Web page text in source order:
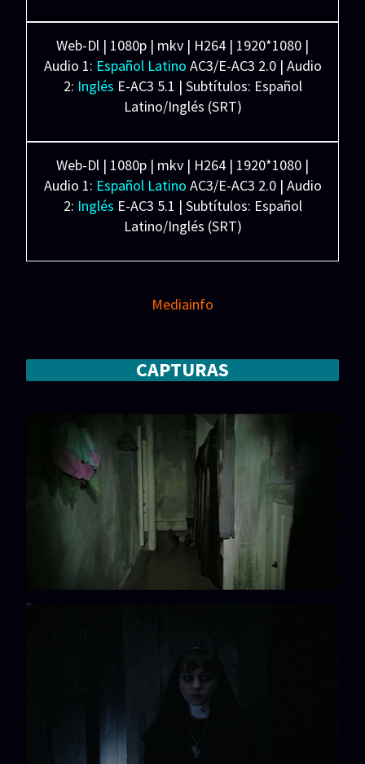
Web-Dl | 1080p | mkv | H264 | 1920*1080 |
Audio 1: Español Latino AC3/E-AC3 2.0 | Audio
2: Inglés E-AC3 5.1 | Subtítulos: Español
Latino/Inglés (SRT)
Web-Dl | 1080p | mkv | H264 | 1920*1080 |
Audio 1: Español Latino AC3/E-AC3 2.0 | Audio
2: Inglés E-AC3 5.1 | Subtítulos: Español
Latino/Inglés (SRT)
Mediainfo
CAPTURAS